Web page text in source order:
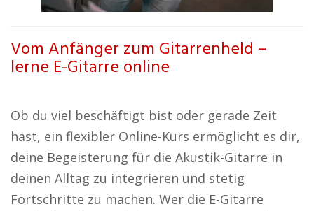
Vom Anfänger zum Gitarrenheld –
lerne E-Gitarre online
Ob du viel beschäftigt bist oder gerade Zeit
hast, ein flexibler Online-Kurs ermöglicht es dir,
deine Begeisterung für die Akustik-Gitarre in
deinen Alltag zu integrieren und stetig
Fortschritte zu machen. Wer die E-Gitarre